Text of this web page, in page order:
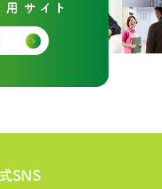
SNS